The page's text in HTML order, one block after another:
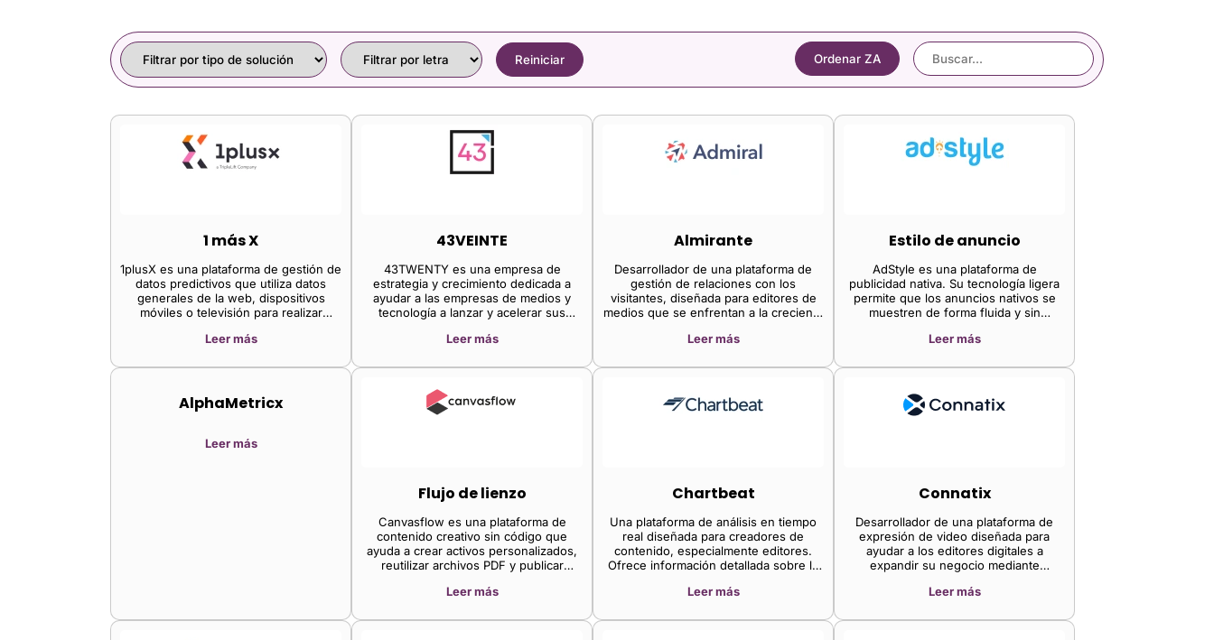
Reiniciar Ordenar ZA
1 más X
1plusX es una plataforma de gestión de
datos predictivos que utiliza datos
generales de la web, dispositivos
móviles o televisión para realizar
Leer más
43VEINTE
43TWENTY es una empresa de
estrategia y crecimiento dedicada a
ayudar a las empresas de medios y
tecnología a lanzar y acelerar sus
al consumidor.
Leer más
Almirante
Desarrollador de una plataforma de
gestión de relaciones con los
visitantes, diseñada para editores de
medios que se enfrentan a la creciente
empoderamiento del usuario. La
recuperación de bloqueadores de
las suscripciones por correo
electrónico, las suscripciones a redes
programación. Además, optimiza las
conversiones y los ingresos
automáticamente, lo que permite a los
editores desarrollar las relaciones con
los visitantes propios y los ingresos, y
alcanzar cada uno de los objetivos de
relación e ingresos, además de
generar efectos multiplicadores en
toda la relación con los visitantes y la
Leer más
Estilo de anuncio
AdStyle es una plataforma de
publicidad nativa. Su tecnología ligera
permite que los anuncios nativos se
muestren de forma fluida y sin
Leer más
AlphaMetricx
Leer más
Flujo de lienzo
Canvasflow es una plataforma de
contenido creativo sin código que
ayuda a crear activos personalizados,
reutilizar archivos PDF y publicar
para los clientes.
Leer más
Chartbeat
Una plataforma de análisis en tiempo
real diseñada para creadores de
contenido, especialmente editores.
Ofrece información detallada sobre la
ayuda a los equipos editoriales a tomar
datos para fidelizar a los lectores.
Leer más
Connatix
Desarrollador de una plataforma de
expresión de video diseñada para
ayudar a los editores digitales a
expandir su negocio mediante
plataforma de la compañía ofrece un
reproductores de video y un conjunto
Leer más